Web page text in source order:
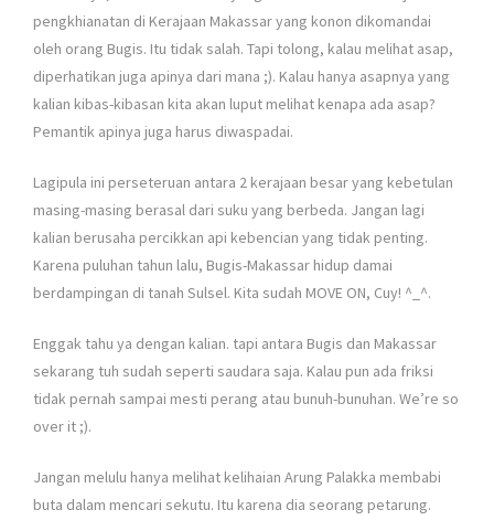
pengkhianatan di Kerajaan Makassar yang konon dikomandai
oleh orang Bugis. Itu tidak salah. Tapi tolong, kalau melihat asap,
diperhatikan juga apinya dari mana ;). Kalau hanya asapnya yang
kalian kibas-kibasan kita akan luput melihat kenapa ada asap?
Pemantik apinya juga harus diwaspadai.
Lagipula ini perseteruan antara 2 kerajaan besar yang kebetulan
masing-masing berasal dari suku yang berbeda. Jangan lagi
kalian berusaha percikkan api kebencian yang tidak penting.
Karena puluhan tahun lalu, Bugis-Makassar hidup damai
berdampingan di tanah Sulsel. Kita sudah MOVE ON, Cuy! ^_^.
Enggak tahu ya dengan kalian. tapi antara Bugis dan Makassar
sekarang tuh sudah seperti saudara saja. Kalau pun ada friksi
tidak pernah sampai mesti perang atau bunuh-bunuhan. We’re so
over it ;).
Jangan melulu hanya melihat kelihaian Arung Palakka membabi
buta dalam mencari sekutu. Itu karena dia seorang petarung.